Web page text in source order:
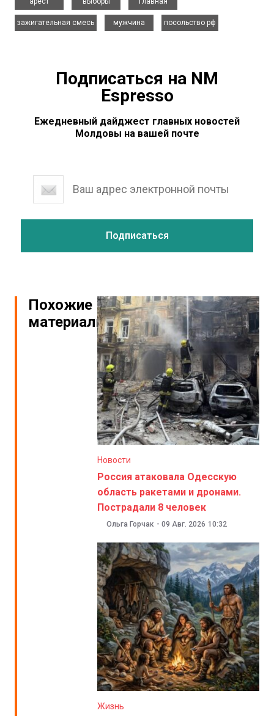
зажигательная смесь
мужчина
посольство рф
Подписаться на NM
Espresso
Ежедневный дайджест главных новостей
Молдовы на вашей почте
Похожие
материалы
Новости
Россия атаковала Одесскую
область ракетами и дронами.
Пострадали 8 человек
Ольга Горчак - 09 Авг. 2026 10:32
Жизнь